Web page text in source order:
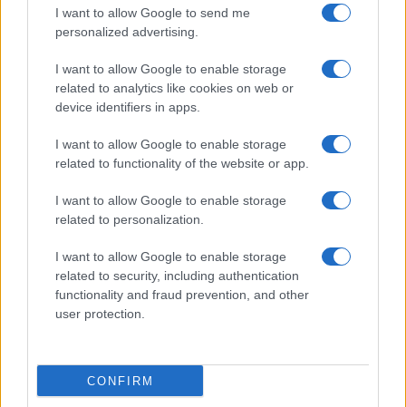
I want to allow Google to send me
personalized advertising.
I want to allow Google to enable storage
related to analytics like cookies on web or
device identifiers in apps.
I want to allow Google to enable storage
related to functionality of the website or app.
I want to allow Google to enable storage
related to personalization.
I want to allow Google to enable storage
related to security, including authentication
functionality and fraud prevention, and other
user protection.
CONFIRM
ΠΟΝΤΟΣ
Ζουρέλ’: Το χριστιανικό χωριό με το «γαλανό» σχολείο που
12/11/2025 - 10:22μμ